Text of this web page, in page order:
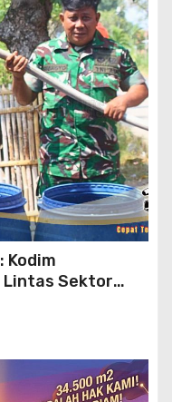
Kodim
Lintas Sektor